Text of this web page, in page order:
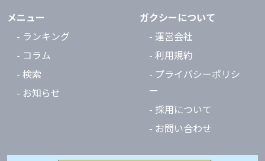
メニュー
- ランキング
- コラム
- 検索
- お知らせ
ガクシーについて
- 運営会社
- 利用規約
- プライバシーポリシ
ー
- 採用について
- お問い合わせ